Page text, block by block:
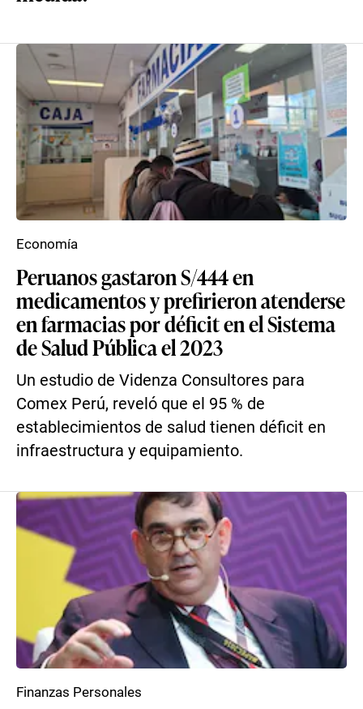
Peruanos gastaron S/444 en
medicamentos y prefirieron atenderse
en farmacias por déficit en el Sistema
de Salud Pública el 2023
Un estudio de Videnza Consultores para
Comex Perú, reveló que el 95 % de
establecimientos de salud tienen déficit en
infraestructura y equipamiento.
Economía
Finanzas Personales